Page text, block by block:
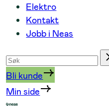
Elektro
Kontakt
Jobb i Neas
Søk
etter
Bli kunde
Min side